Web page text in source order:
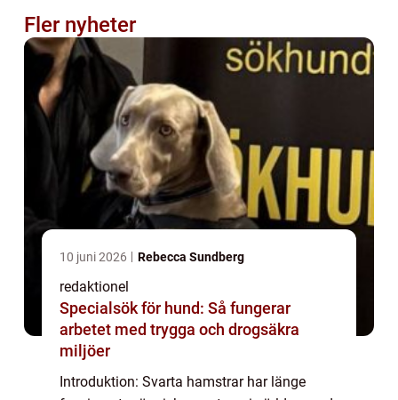
Fler nyheter
10 juni 2026 Rebecca Sundberg
redaktionel
Specialsök för hund: Så fungerar
arbetet med trygga och drogsäkra
miljöer
Introduktion: Svarta hamstrar har länge